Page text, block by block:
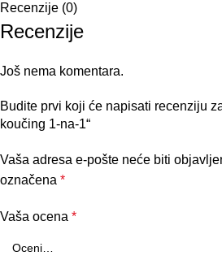
Recenzije (0)
Recenzije
Još nema komentara.
Budite prvi koji će napisati recenziju
koučing 1-na-1“
Vaša adresa e-pošte neće biti
označena *
Vaša ocena *